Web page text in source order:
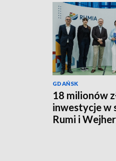
GDAŃSK
18 milionów
inwestycje w
Rumi i